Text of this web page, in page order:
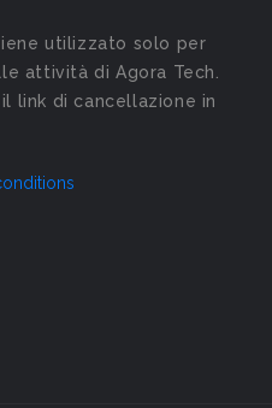
utilizzato solo per
attività di Agora Tech.
link di cancellazione in